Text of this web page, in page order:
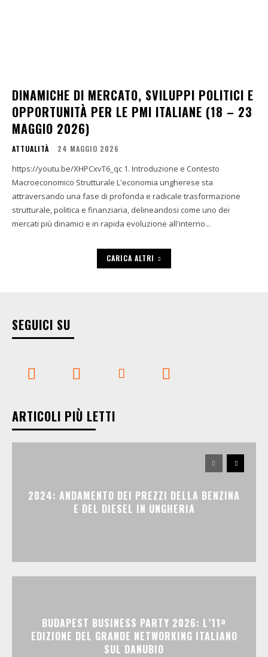
DINAMICHE DI MERCATO, SVILUPPI POLITICI E
OPPORTUNITÀ PER LE PMI ITALIANE (18 – 23
MAGGIO 2026)
ATTUALITÀ 24 MAGGIO 2026
https://youtu.be/XHPCxvT6_qc 1. Introduzione e Contesto
Macroeconomico Strutturale L'economia ungherese sta
attraversando una fase di profonda e radicale trasformazione
strutturale, politica e finanziaria, delineandosi come uno dei
mercati più dinamici e in rapida evoluzione all'interno...
CARICA ALTRI
SEGUICI SU
ARTICOLI PIÙ LETTI
2024: ANDAMENTO DEI PREZZI DELLA BENZINA
E DEL DIESEL IN UNGHERIA
BUDAPEST BUSINESS PARTY 2026: L’11ª
EDIZIONE DEL GRANDE NETWORKING ITALIANO
SUL DANUBIO